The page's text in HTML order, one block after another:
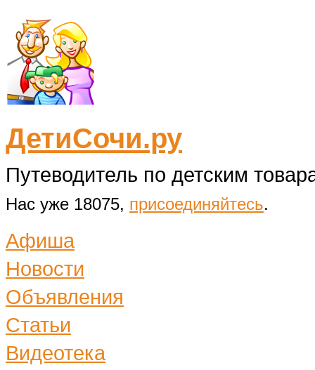
ДетиСочи.ру
Путеводитель по детским
Нас уже 18075, присоединяйтесь.
Афиша
Новости
Объявления
Статьи
Видеотека